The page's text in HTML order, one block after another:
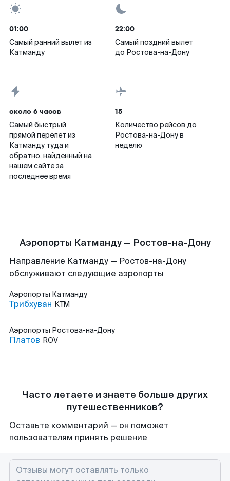
01:00
Самый ранний вылет из
Катманду
22:00
Самый поздний вылет
до Ростова-на-Дону
около 6 часов
Самый быстрый
прямой перелет из
Катманду туда и
обратно, найденный на
нашем сайте за
последнее время
15
Количество рейсов до
Ростова-на-Дону в
неделю
Аэропорты Катманду — Ростов-на-Дону
Направление Катманду — Ростов-на-Дону
обслуживают следующие аэропорты
Аэропорты Катманду
Трибхуван KTM
Аэропорты Ростова-на-Дону
Платов ROV
Часто летаете и знаете больше других
путешественников?
Оставьте комментарий — он поможет
пользователям принять решение